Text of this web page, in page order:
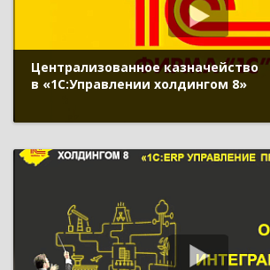
Централизованное казначейство
в «1С:Управлении холдингом 8»